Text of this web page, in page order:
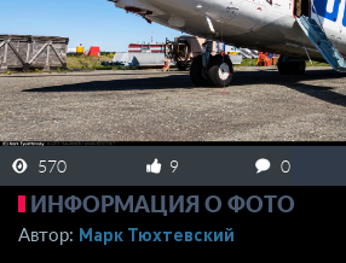
ЗАРЕГИСТРИРОВАТЬСЯ
570 9 0
ИНФОРМАЦИЯ О ФОТО
Автор: Марк Тюхтевский